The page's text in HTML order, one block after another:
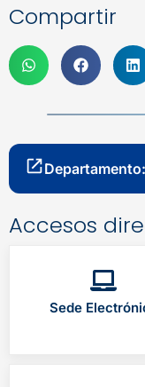
Compartir
Departamento:
Accesos
Sede